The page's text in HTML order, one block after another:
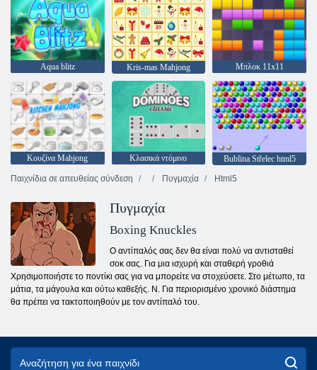
Aqua blitz Kris-mas Mahjong Μπλοκ 11x11
Κουζίνα Mahjong Κλασικά ντόμινο
Bublina Střelec html5
Παιχνίδια σε απευθείας σύνδεση
Πυγμαχία Html5
Πυγμαχία
Boxing Knuckles
Ο αντίπαλός σας δεν θα είναι πολύ να αντισταθεί
σοκ σας. Για μια ισχυρή και σταθερή γροθιά
Χρησιμοποιήστε το ποντίκι σας για να μπορείτε να στοχεύσετε. Στο μέτωπο, τα
μάτια, τα μάγουλα και ούτω καθεξής. Ν. Για περιορισμένο χρονικό διάστημα
θα πρέπει να τακτοποιηθούν με τον αντίπαλό του.